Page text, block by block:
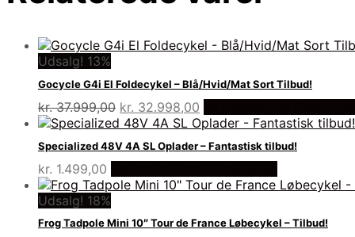
Udsalg! 13%
Gocycle G4i El Foldecykel – Blå/Hvid/Mat Sort Tilbud!
kr.37.999,00 Den
oprindelige
pris
var:
kr. 32.998,00
aktuelle
pris
er:
Specialized 48V 4A SL Oplader – Fantastisk tilbud!
kr. 1.499,00
Udsalg! 18%
Frog Tadpole Mini 10″ Tour de France Løbecykel – Tilbud!